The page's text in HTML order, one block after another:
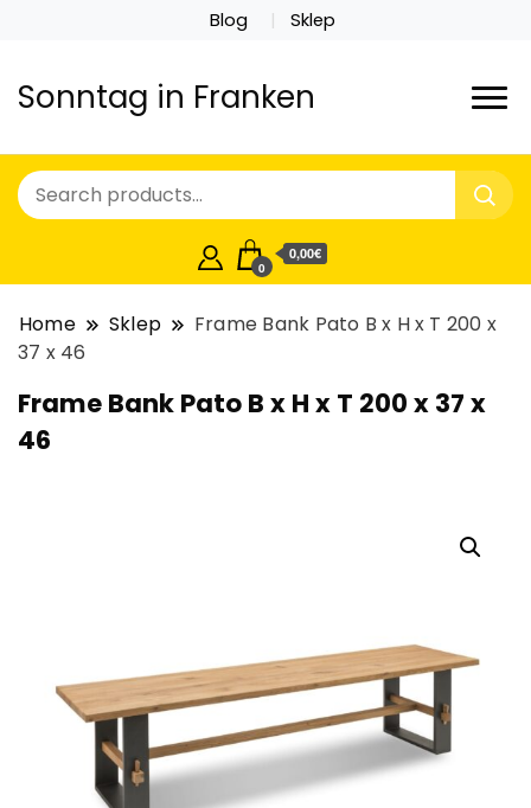
Blog Sklep
Sonntag in Franken
0
0,00€
Home Sklep
Frame Bank Pato B x H x T 200 x
37 x 46
Frame Bank Pato B x H x T 200 x 37 x
46